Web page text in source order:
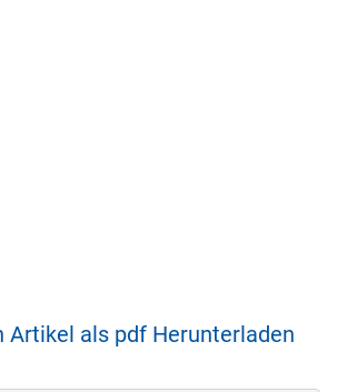
Artikel als pdf Herunterladen